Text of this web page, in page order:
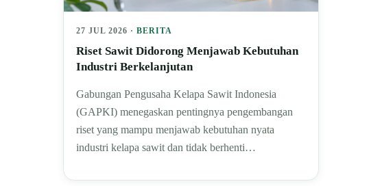
27 JUL 2026 · BERITA
Riset Sawit Didorong Menjawab Kebutuhan
Industri Berkelanjutan
Gabungan Pengusaha Kelapa Sawit Indonesia
(GAPKI) menegaskan pentingnya pengembangan
riset yang mampu menjawab kebutuhan nyata
industri kelapa sawit dan tidak berhenti…